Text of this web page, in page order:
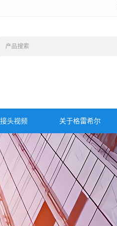
头视频 关于格雷希尔